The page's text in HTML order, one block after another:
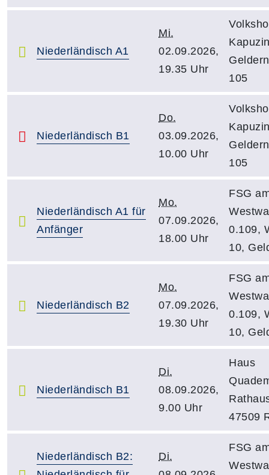
Niederländisch A1
Mi.
02.09.2026,
19.35 Uhr
105
Niederländisch B1
Do.
03.09.2026,
10.00 Uhr
105
Niederländisch A1 für
Anfänger
Mo.
07.09.2026,
18.00 Uhr
FSG
0.109,
10,
Niederländisch B2
Mo.
07.09.2026,
19.30 Uhr
FSG
0.109,
10,
Niederländisch B1
Di.
08.09.2026,
9.00 Uhr
Haus
47509
Niederländisch B2:
Di.
FSG